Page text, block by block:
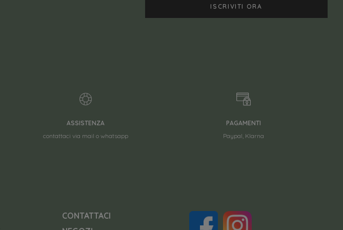
ASSISTENZA
contattaci via mail o whatsapp
PAGAMENTI
Paypal, Klarna
CONTATTACI